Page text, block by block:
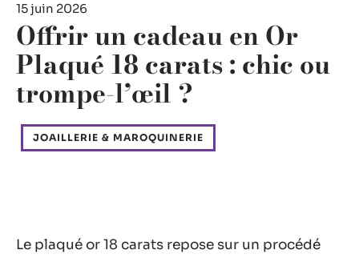
15 juin 2026
Offrir un cadeau en Or
Plaqué 18 carats : chic ou
trompe-l’œil ?
JOAILLERIE & MAROQUINERIE
Le plaqué or 18 carats repose sur un procédé